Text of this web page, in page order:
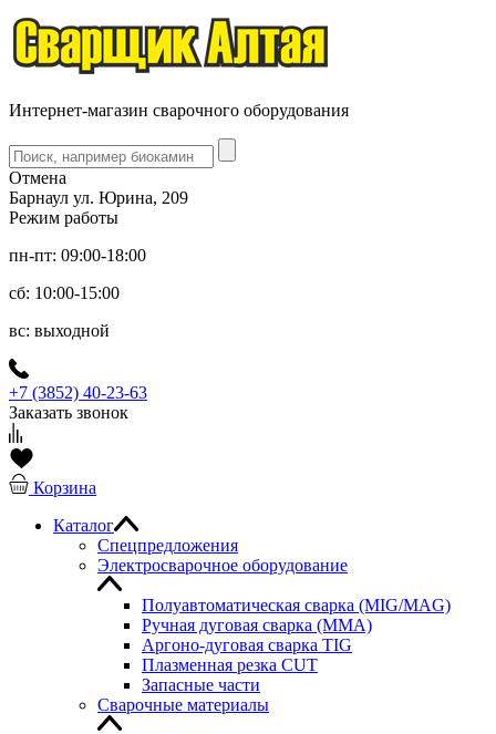
Интернет-магазин сварочного оборудования
Отмена
Барнаул ул. Юрина, 209
Режим работы
пн-пт: 09:00-18:00
сб: 10:00-15:00
вс: выходной
+7 (3852) 40-23-63
Заказать звонок
Корзина
Каталог
Спецпредложения
Электросварочное оборудование
Полуавтоматическая сварка (MIG/MAG)
Ручная дуговая сварка (MMA)
Аргоно-дуговая сварка TIG
Плазменная резка CUT
Запасные части
Сварочные материалы